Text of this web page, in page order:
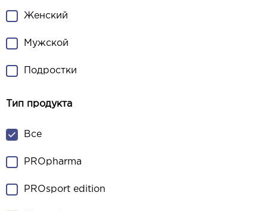
Женский
Мужской
Подростки
Тип продукта
Все
PROpharma
PROsport edition